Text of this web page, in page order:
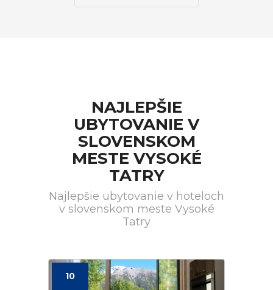
NAJLEPŠIE
UBYTOVANIE V
SLOVENSKOM
MESTE VYSOKÉ
TATRY
Najlepšie ubytovanie v hoteloch
v slovenskom meste Vysoké
Tatry
10